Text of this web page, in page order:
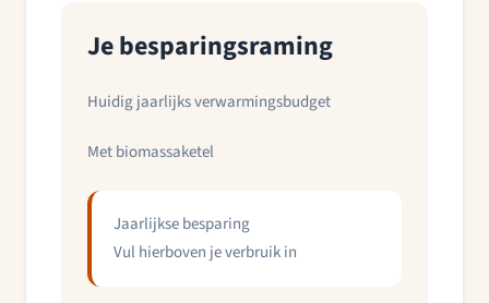
Je besparingsraming
Huidig jaarlijks verwarmingsbudget
Met biomassaketel
Jaarlijkse besparing
Vul hierboven je verbruik in